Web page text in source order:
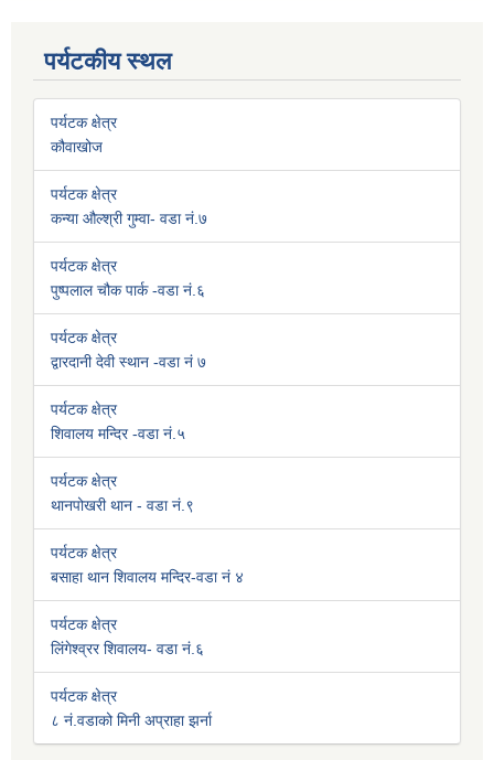
पर्यटकीय स्थल
पर्यटक क्षेत्र
कौवाखोज
पर्यटक क्षेत्र
कन्या औल्श्री गुम्वा- वडा नं.७
पर्यटक क्षेत्र
पुष्पलाल चौक पार्क -वडा नं.६
पर्यटक क्षेत्र
द्वारदानी देवी स्थान -वडा नं ७
पर्यटक क्षेत्र
शिवालय मन्दिर -वडा नं.५
पर्यटक क्षेत्र
थानपोखरी थान - वडा नं.९
पर्यटक क्षेत्र
बसाहा थान शिवालय मन्दिर-वडा नं ४
पर्यटक क्षेत्र
लिंगेश्व्रर शिवालय- वडा नं.६
पर्यटक क्षेत्र
८ नं.वडाको मिनी अप्राहा झर्ना